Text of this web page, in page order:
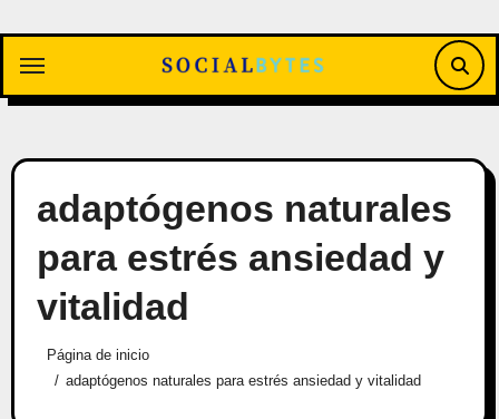
contenido
adaptógenos naturales
para estrés ansiedad y
vitalidad
Página de inicio
adaptógenos naturales para estrés ansiedad y vitalidad